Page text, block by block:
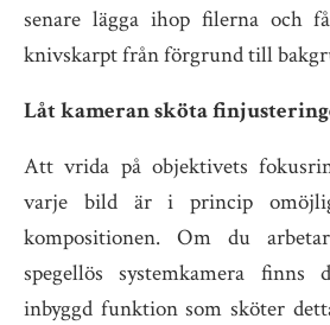
senare lägga ihop filerna och
knivskarpt från förgrund till
Låt kameran sköta
Att vrida på objektivets
varje bild är i princip
kompositionen. Om du
spegellös systemkamera
inbyggd funktion som sköter